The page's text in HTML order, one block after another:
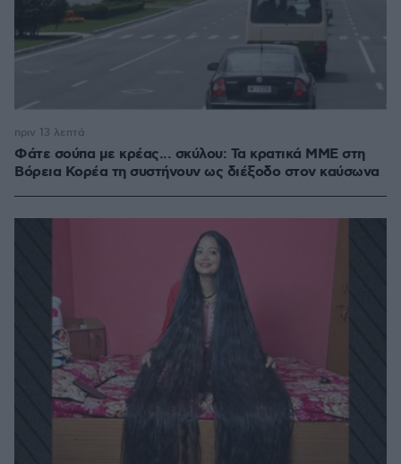
Φάτε σούπα με κρέας... σκύλου: Τα κρατικά ΜΜΕ στη
Βόρεια Κορέα τη συστήνουν ως διέξοδο στον καύσωνα
πριν 13 λεπτά